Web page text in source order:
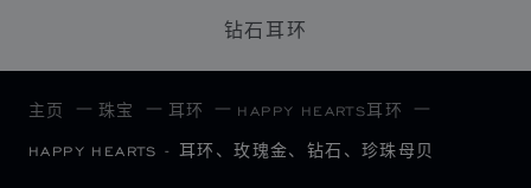
钻石耳环
主页 珠宝 耳环 HAPPY HEARTS耳环
HAPPY HEARTS - 耳环、玫瑰金、钻石、珍珠母贝